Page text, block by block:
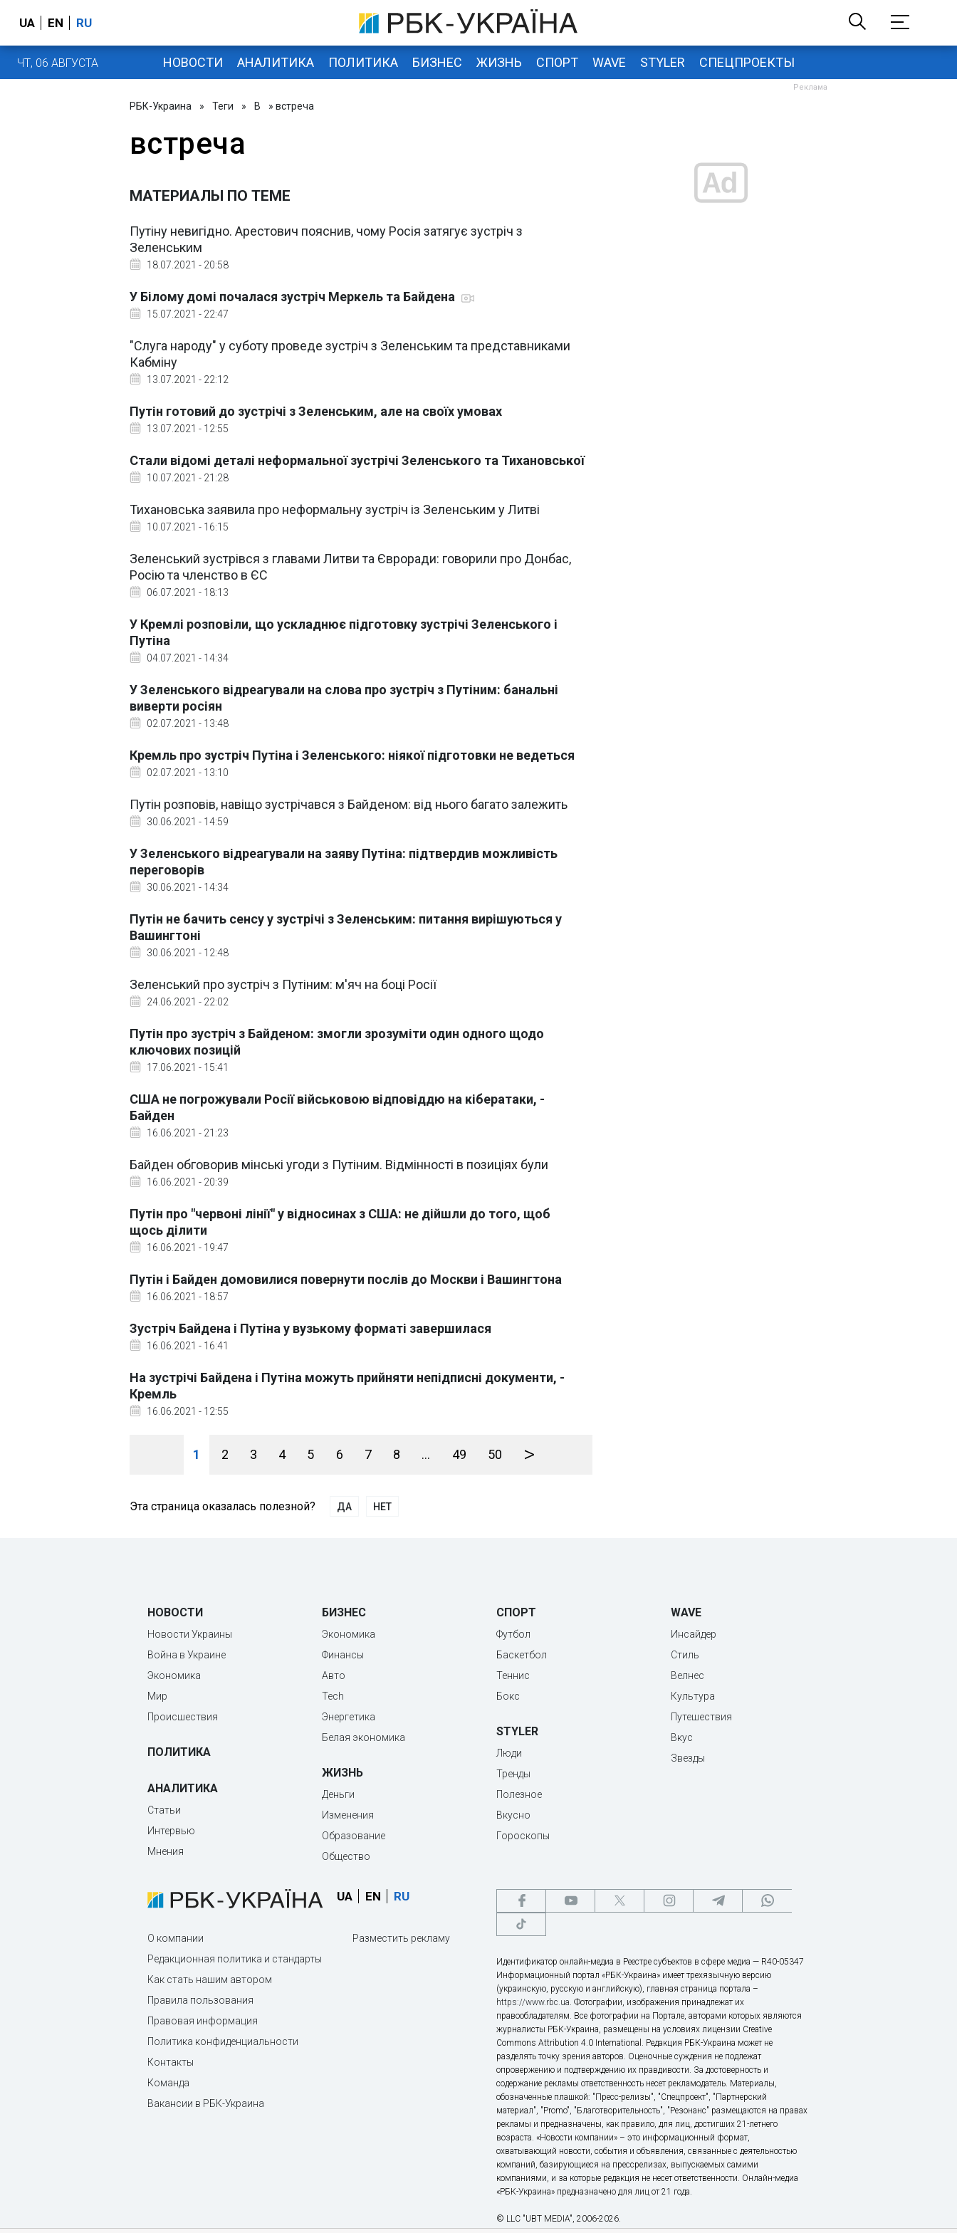
UA EN RU
ЧТ, 06 АВГУСТА НОВОСТИ АНАЛИТИКА ПОЛИТИКА БИЗНЕС ЖИЗНЬ СПОРТ WAVE STYLER СПЕЦПРОЕКТЫ
РБК-Украина » Теги » В » встреча
встреча
МАТЕРИАЛЫ ПО ТЕМЕ
Путіну невигідно. Арестович пояснив, чому Росія затягує зустріч з
Зеленським
18.07.2021 - 20:58
У Білому домі почалася зустріч Меркель та Байдена
15.07.2021 - 22:47
"Слуга народу" у суботу проведе зустріч з Зеленським та представниками
Кабміну
13.07.2021 - 22:12
Путін готовий до зустрічі з Зеленським, але на своїх умовах
13.07.2021 - 12:55
Стали відомі деталі неформальної зустрічі Зеленського та Тихановської
10.07.2021 - 21:28
Тихановська заявила про неформальну зустріч із Зеленським у Литві
10.07.2021 - 16:15
Зеленський зустрівся з главами Литви та Євроради: говорили про Донбас,
Росію та членство в ЄС
06.07.2021 - 18:13
У Кремлі розповіли, що ускладнює підготовку зустрічі Зеленського і
Путіна
04.07.2021 - 14:34
У Зеленського відреагували на слова про зустріч з Путіним: банальні
виверти росіян
02.07.2021 - 13:48
Кремль про зустріч Путіна і Зеленського: ніякої підготовки не ведеться
02.07.2021 - 13:10
Путін розповів, навіщо зустрічався з Байденом: від нього багато залежить
30.06.2021 - 14:59
У Зеленського відреагували на заяву Путіна: підтвердив можливість
переговорів
30.06.2021 - 14:34
Путін не бачить сенсу у зустрічі з Зеленським: питання вирішуються у
Вашингтоні
30.06.2021 - 12:48
Зеленський про зустріч з Путіним: м'яч на боці Росії
24.06.2021 - 22:02
Путін про зустріч з Байденом: змогли зрозуміти один одного щодо
ключових позицій
17.06.2021 - 15:41
США не погрожували Росії військовою відповіддю на кібератаки, -
Байден
16.06.2021 - 21:23
Байден обговорив мінські угоди з Путіним. Відмінності в позиціях були
16.06.2021 - 20:39
Путін про "червоні лінії" у відносинах з США: не дійшли до того, щоб
щось ділити
16.06.2021 - 19:47
Путін і Байден домовилися повернути послів до Москви і Вашингтона
16.06.2021 - 18:57
Зустріч Байдена і Путіна у вузькому форматі завершилася
16.06.2021 - 16:41
На зустрічі Байдена і Путіна можуть прийняти непідписні документи, -
Кремль
16.06.2021 - 12:55
1 2 3 4 5 6 7 8 ... 49 50 >
Эта страница оказалась полезной? ДА НЕТ
НОВОСТИ
Новости Украины
Война в Украине
Экономика
Мир
Происшествия
ПОЛИТИКА
АНАЛИТИКА
Статьи
Интервью
Мнения
БИЗНЕС
Экономика
Финансы
Авто
Tech
Энергетика
Белая экономика
ЖИЗНЬ
Деньги
Изменения
Образование
Общество
СПОРТ
Футбол
Баскетбол
Теннис
Бокс
STYLER
Люди
Тренды
Полезное
Вкусно
Гороскопы
WAVE
Инсайдер
Стиль
Велнес
Культура
Путешествия
Вкус
Звезды
UA EN RU
О компании
Редакционная политика и стандарты
Как стать нашим автором
Правила пользования
Правовая информация
Политика конфиденциальности
Контакты
Команда
Вакансии в РБК-Украина
Разместить рекламу
Идентификатор онлайн-медиа в Реестре субъектов в сфере медиа — R40-05347
Информационный портал «РБК-Украина» имеет трехязычную версию
(украинскую, русскую и английскую), главная страница портала –
https://www.rbc.ua. Фотографии, изображения принадлежат их
правообладателям. Все фотографии на Портале, авторами которых являются
журналисты РБК-Украина, размещены на условиях лицензии Creative
Commons Attribution 4.0 International. Редакция РБК-Украина может не
разделять точку зрения авторов. Оценочные суждения не подлежат
опровержению и подтверждению их правдивости. За достоверность и
содержание рекламы ответственность несет рекламодатель. Материалы,
обозначенные плашкой: "Пресс-релизы", "Спецпроект", "Партнерский
материал", "Promo", "Благотворительность", "Резонанс" размещаются на правах
рекламы и предназначены, как правило, для лиц, достигших 21-летнего
возраста. «Новости компании» – это информационный формат,
охватывающий новости, события и объявления, связанные с деятельностью
компаний, базирующиеся на прессрелизах, выпускаемых самими
компаниями, и за которые редакция не несет ответственности. Онлайн-медиа
«РБК-Украина» предназначено для лиц от 21 года.
© LLC "UBT MEDIA", 2006-2026.